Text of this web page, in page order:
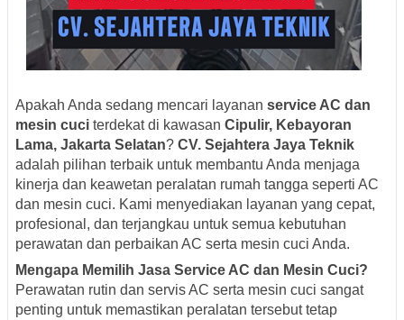
Apakah Anda sedang mencari layanan service AC dan
mesin cuci terdekat di kawasan Cipulir, Kebayoran
Lama, Jakarta Selatan? CV. Sejahtera Jaya Teknik
adalah pilihan terbaik untuk membantu Anda menjaga
kinerja dan keawetan peralatan rumah tangga seperti AC
dan mesin cuci. Kami menyediakan layanan yang cepat,
profesional, dan terjangkau untuk semua kebutuhan
perawatan dan perbaikan AC serta mesin cuci Anda.
Mengapa Memilih Jasa Service AC dan Mesin Cuci?
Perawatan rutin dan servis AC serta mesin cuci sangat
penting untuk memastikan peralatan tersebut tetap